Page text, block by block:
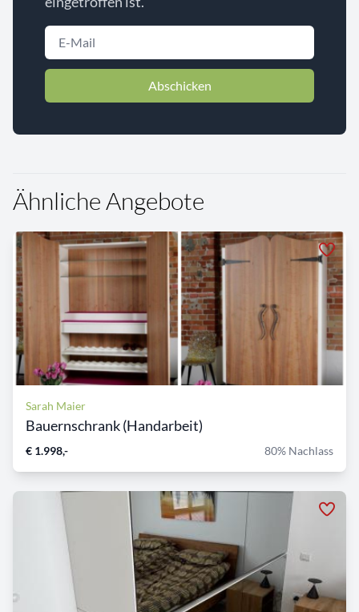
Abschicken
Ähnliche Angebote
Sarah Maier
Bauernschrank (Handarbeit)
€ 1.998,- 80% Nachlass